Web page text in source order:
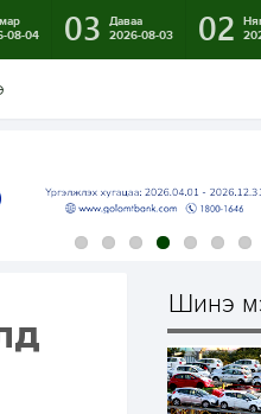
08-04
03
Даваа
2026-08-03
02
Шинэ